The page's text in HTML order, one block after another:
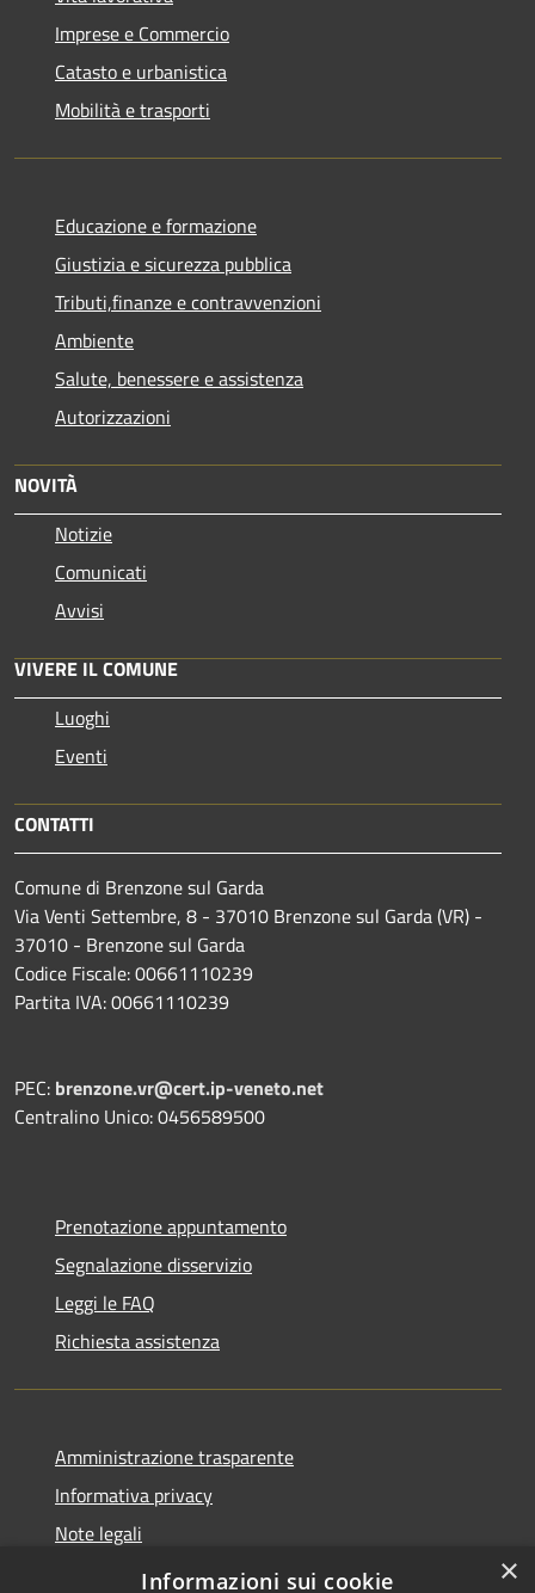
Imprese e Commercio
Catasto e urbanistica
Mobilità e trasporti
Educazione e formazione
Giustizia e sicurezza pubblica
Tributi,finanze e contravvenzioni
Ambiente
Salute, benessere e assistenza
Autorizzazioni
NOVITÀ
Notizie
Comunicati
Avvisi
VIVERE IL COMUNE
Luoghi
Eventi
CONTATTI
Comune di Brenzone sul Garda
Via Venti Settembre, 8 - 37010 Brenzone sul Garda (VR) -
37010 - Brenzone sul Garda
Codice Fiscale: 00661110239
Partita IVA: 00661110239
PEC: brenzone.vr@cert.ip-veneto.net
Centralino Unico: 0456589500
Prenotazione appuntamento
Segnalazione disservizio
Leggi le FAQ
Richiesta assistenza
Amministrazione trasparente
Informativa privacy
Note legali
Dichiarazione di accessibilità
×
Informazioni sui cookie